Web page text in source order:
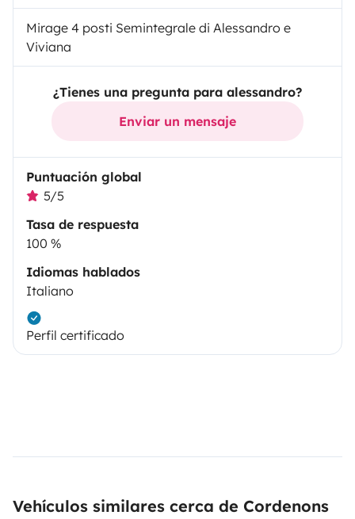
Mirage 4 posti Semintegrale di Alessandro e
Viviana
¿Tienes una pregunta para alessandro?
Enviar un mensaje
Puntuación global
5/5
Tasa de respuesta
100 %
Idiomas hablados
Italiano
Perfil certificado
Vehículos similares cerca de Cordenons